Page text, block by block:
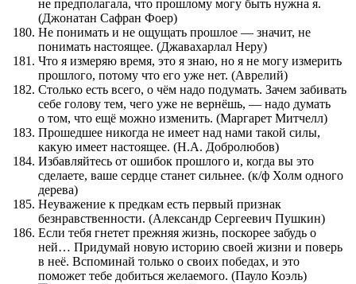
не предполагала, что прошлому могу быть нужна я.
(Джонатан Сафран Фоер)
Не понимать и не ощущать прошлое — значит, не
понимать настоящее. (Джавахарлал Неру)
Что я измеряю время, это я знаю, но я не могу измерить
прошлого, потому что его уже нет. (Аврелий)
Столько есть всего, о чём надо подумать. Зачем забивать
себе голову тем, чего уже не вернёшь, — надо думать
о том, что ещё можно изменить. (Маргарет Митчелл)
Прошедшее никогда не имеет над нами такой силы,
какую имеет настоящее. (Н.А. Добролюбов)
Избавляйтесь от ошибок прошлого и, когда вы это
сделаете, ваше сердце станет сильнее. (к/ф Холм одного
дерева)
Неуважение к предкам есть первый признак
безнравственности. (Александр Сергеевич Пушкин)
Если тебя гнетет прежняя жизнь, поскорее забудь о
ней… Придумай новую историю своей жизни и поверь
в неё. Вспоминай только о своих победах, и это
поможет тебе добиться желаемого. (Пауло Коэль)